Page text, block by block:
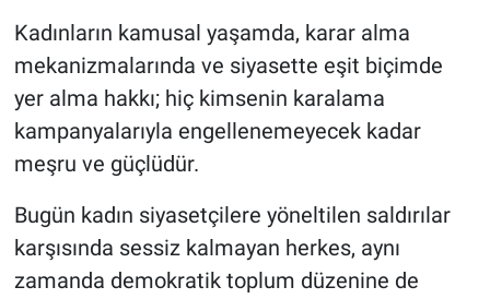
Kadınların kamusal yaşamda, karar alma
mekanizmalarında ve siyasette eşit biçimde
yer alma hakkı; hiç kimsenin karalama
kampanyalarıyla engellenemeyecek kadar
meşru ve güçlüdür.
Bugün kadın siyasetçilere yöneltilen saldırılar
karşısında sessiz kalmayan herkes, aynı
zamanda demokratik toplum düzenine de